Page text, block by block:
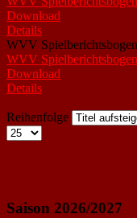
Download
Details
WVV
WVV
Download
Details
Reihenfolge
Saison 2026/2027